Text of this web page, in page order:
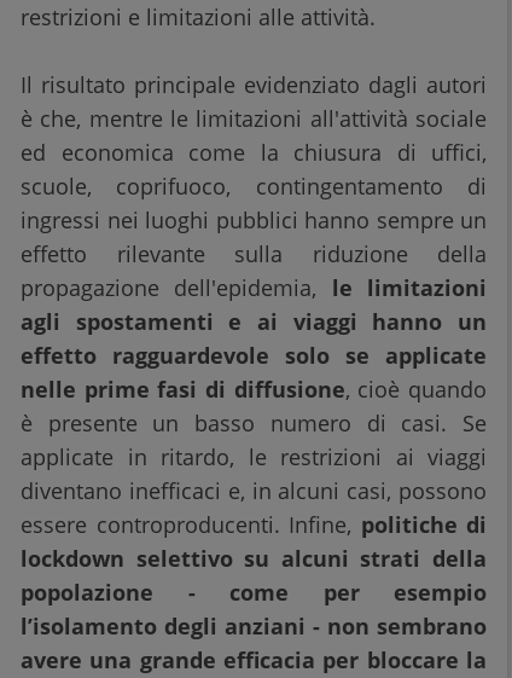
restrizioni e limitazioni alle attività.
Il risultato principale evidenziato dagli autori
è che, mentre le limitazioni all'attività sociale
ed economica come la chiusura di uffici,
scuole, coprifuoco, contingentamento di
ingressi nei luoghi pubblici hanno sempre un
effetto rilevante sulla riduzione della
propagazione dell'epidemia, le limitazioni
agli spostamenti e ai viaggi hanno un
effetto ragguardevole solo se applicate
nelle prime fasi di diffusione, cioè quando
è presente un basso numero di casi. Se
applicate in ritardo, le restrizioni ai viaggi
diventano inefficaci e, in alcuni casi, possono
essere controproducenti. Infine, politiche di
lockdown selettivo su alcuni strati della
popolazione - come per esempio
l’isolamento degli anziani - non sembrano
avere una grande efficacia per bloccare la